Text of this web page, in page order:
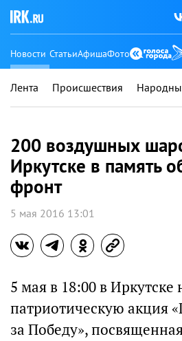
Новости СтатьиАфишаФото
Лента Происшествия
200 воздушных
Иркутске в память
фронт
5 мая 2016 13:01
5 мая в 18:00 в Иркутске
патриотическую акция
за Победу»,